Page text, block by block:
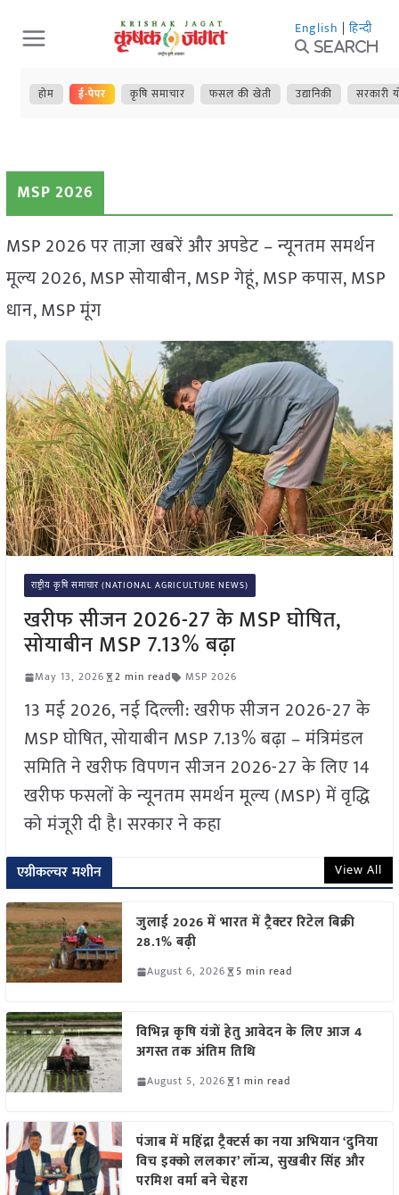
Skip
to
content
English | हिन्दी
Search
होम ई-पेपर कृषि समाचार फसल की खेती उद्यानिकी सरकारी
MSP 2026
MSP 2026 पर ताज़ा खबरें और अपडेट – न्यूनतम समर्थन
मूल्य 2026, MSP सोयाबीन, MSP गेहूं, MSP कपास, MSP
धान, MSP मूंग
राष्ट्रीय कृषि समाचार (NATIONAL AGRICULTURE NEWS)
खरीफ सीजन 2026-27 के MSP घोषित,
सोयाबीन MSP 7.13% बढ़ा
May 13, 2026 2 min read MSP 2026
13 मई 2026, नई दिल्ली: खरीफ सीजन 2026-27 के
MSP घोषित, सोयाबीन MSP 7.13% बढ़ा – मंत्रिमंडल
समिति ने खरीफ विपणन सीजन 2026-27 के लिए 14
खरीफ फसलों के न्यूनतम समर्थन मूल्य (MSP) में वृद्धि
को मंजूरी दी है। सरकार ने कहा
एग्रीकल्चर मशीन View All
जुलाई 2026 में भारत में ट्रैक्टर रिटेल बिक्री
28.1% बढ़ी
August 6, 2026 5 min read
विभिन्न कृषि यंत्रों हेतु आवेदन के लिए आज 4
अगस्त तक अंतिम तिथि
August 5, 2026 1 min read
पंजाब में महिंद्रा ट्रैक्टर्स का नया अभियान ‘दुनिया
विच इक्को ललकार’ लॉन्च, सुखबीर सिंह और
परमिश वर्मा बने चेहरा